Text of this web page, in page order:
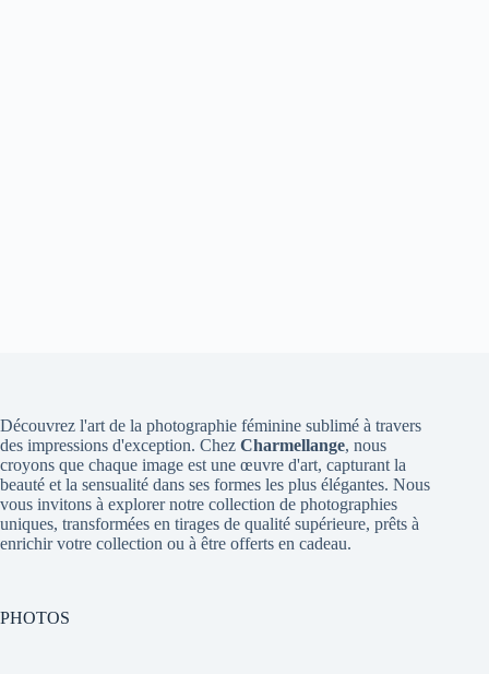
Découvrez l'art de la photographie féminine sublimé à travers
des impressions d'exception. Chez Charmellange, nous
croyons que chaque image est une œuvre d'art, capturant la
beauté et la sensualité dans ses formes les plus élégantes. Nous
vous invitons à explorer notre collection de photographies
uniques, transformées en tirages de qualité supérieure, prêts à
enrichir votre collection ou à être offerts en cadeau.
PHOTOS